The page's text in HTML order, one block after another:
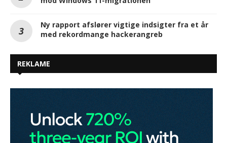
Ny rapport afslører vigtige indsigter fra et år
med rekordmange hackerangreb
REKLAME